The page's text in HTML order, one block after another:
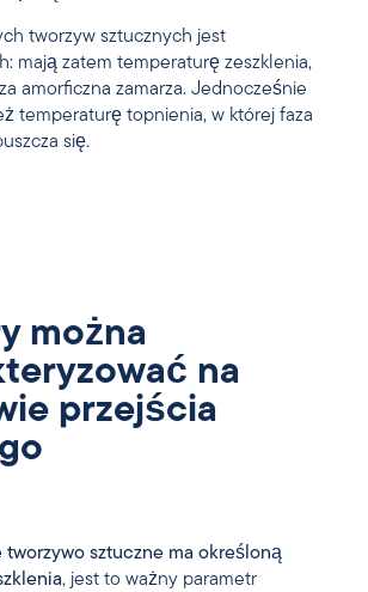
tworzyw sztucznych jest
mają zatem temperaturę zeszklenia,
amorficzna zamarza. Jednocześnie
temperaturę topnienia, w której faza
się.
można
na
przejścia
tworzywo sztuczne ma określoną
, jest to ważny parametr